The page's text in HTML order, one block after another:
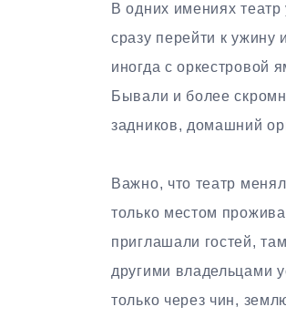
В одних имениях
сразу перейти к ужину
иногда с оркестровой
Бывали и более
задников, домашний
Важно, что театр
только местом
приглашали гостей,
другими владельцами
только через чин,